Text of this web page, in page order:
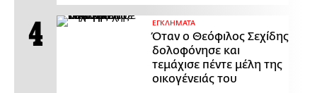
ΕΓΚΛΗΜΑΤΑ
Όταν ο Θεόφιλος Σεχίδης
δολοφόνησε και
τεμάχισε πέντε μέλη της
οικογένειάς του